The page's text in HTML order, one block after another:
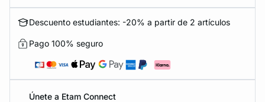
Descuento estudiantes: -20% a partir de 2 artículos
Pago 100% seguro
Únete a Etam Connect